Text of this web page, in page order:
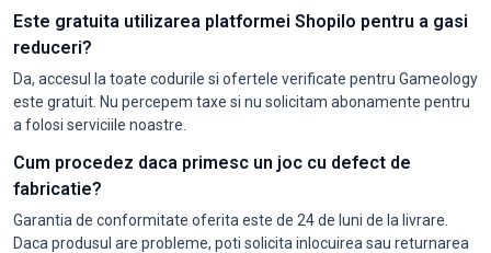
Este gratuita utilizarea platformei Shopilo pentru a gasi
reduceri?
Da, accesul la toate codurile si ofertele verificate pentru Gameology
este gratuit. Nu percepem taxe si nu solicitam abonamente pentru
a folosi serviciile noastre.
Cum procedez daca primesc un joc cu defect de
fabricatie?
Garantia de conformitate oferita este de 24 de luni de la livrare.
Daca produsul are probleme, poti solicita inlocuirea sau returnarea